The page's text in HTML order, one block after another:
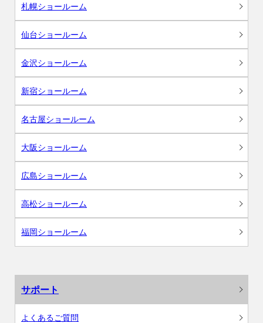
札幌ショールーム
仙台ショールーム
金沢ショールーム
新宿ショールーム
名古屋ショールーム
大阪ショールーム
広島ショールーム
高松ショールーム
福岡ショールーム
サポート
よくあるご質問